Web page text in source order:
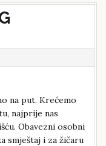
na put. Krećemo
najprije nas
Obavezni osobni
smještaj i za žičaru